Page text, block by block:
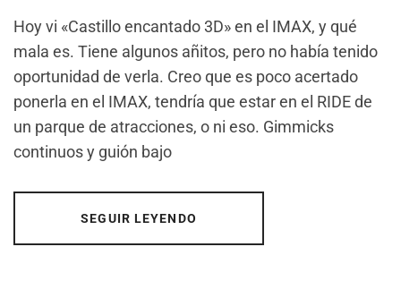
Hoy vi «Castillo encantado 3D» en el IMAX, y qué
mala es. Tiene algunos añitos, pero no había tenido
oportunidad de verla. Creo que es poco acertado
ponerla en el IMAX, tendría que estar en el RIDE de
un parque de atracciones, o ni eso. Gimmicks
continuos y guión bajo
SEGUIR LEYENDO